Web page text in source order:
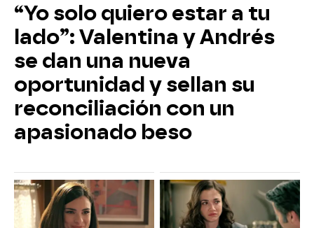
“Yo solo quiero estar a tu
lado”: Valentina y Andrés
se dan una nueva
oportunidad y sellan su
reconciliación con un
apasionado beso